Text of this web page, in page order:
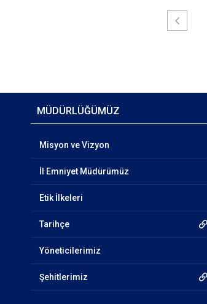
MÜDÜRLÜĞÜMÜZ
Misyon ve Vizyon
İl Emniyet Müdürümüz
Etik İlkeleri
Tarihçe
Yöneticilerimiz
Şehitlerimiz